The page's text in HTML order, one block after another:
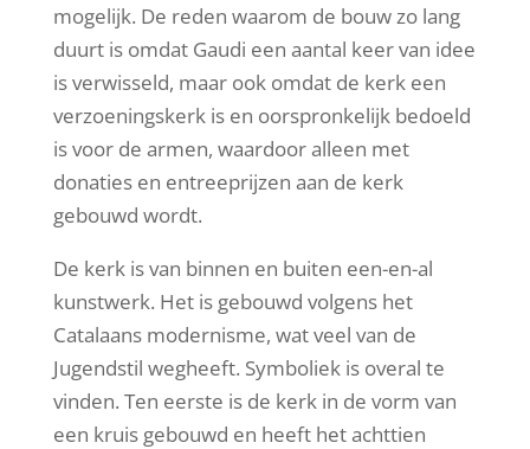
mogelijk. De reden waarom de bouw zo lang
duurt is omdat Gaudi een aantal keer van idee
is verwisseld, maar ook omdat de kerk een
verzoeningskerk is en oorspronkelijk bedoeld
is voor de armen, waardoor alleen met
donaties en entreeprijzen aan de kerk
gebouwd wordt.
De kerk is van binnen en buiten een-en-al
kunstwerk. Het is gebouwd volgens het
Catalaans modernisme, wat veel van de
Jugendstil wegheeft. Symboliek is overal te
vinden. Ten eerste is de kerk in de vorm van
een kruis gebouwd en heeft het achttien